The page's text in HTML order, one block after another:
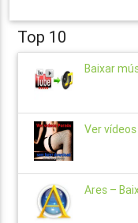
Top 10
Baixar
Ver
Ares –